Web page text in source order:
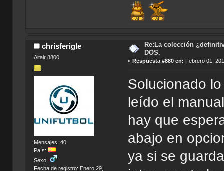
chrisferigle
Altair 8800
Mensajes: 40
País:
Sexo:
Fecha de registro: Enero 29,
Re:La colección
DOS.
«Respuesta #880 en: Febrero 01,
Solucionado
leído el
hay que
abajo en
ya si se